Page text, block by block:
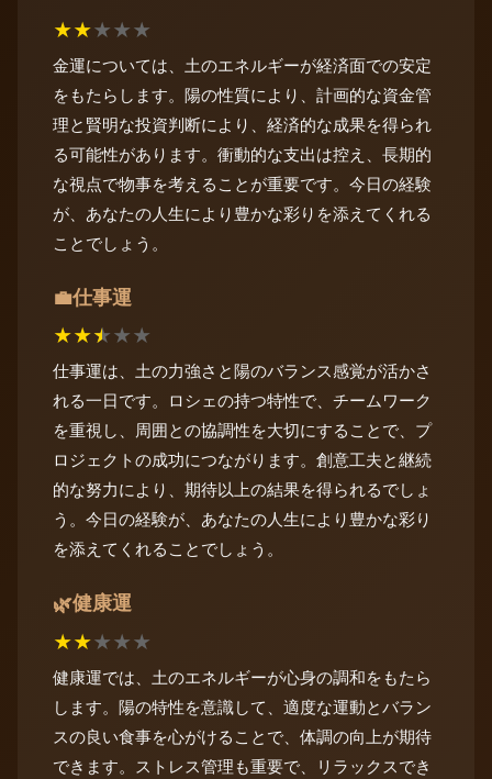
★★★★★
金運については、土のエネルギーが経済面での安定
をもたらします。陽の性質により、計画的な資金管
理と賢明な投資判断により、経済的な成果を得られ
る可能性があります。衝動的な支出は控え、長期的
な視点で物事を考えることが重要です。今日の経験
が、あなたの人生により豊かな彩りを添えてくれる
ことでしょう。
💼仕事運
★★★★★
仕事運は、土の力強さと陽のバランス感覚が活かさ
れる一日です。ロシェの持つ特性で、チームワーク
を重視し、周囲との協調性を大切にすることで、プ
ロジェクトの成功につながります。創意工夫と継続
的な努力により、期待以上の結果を得られるでしょ
う。今日の経験が、あなたの人生により豊かな彩り
を添えてくれることでしょう。
🌿健康運
★★★★★
健康運では、土のエネルギーが心身の調和をもたら
します。陽の特性を意識して、適度な運動とバラン
スの良い食事を心がけることで、体調の向上が期待
できます。ストレス管理も重要で、リラックスでき